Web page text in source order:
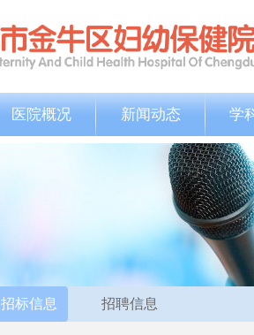
医院概况 新闻动态 学
招标信息 招聘信息